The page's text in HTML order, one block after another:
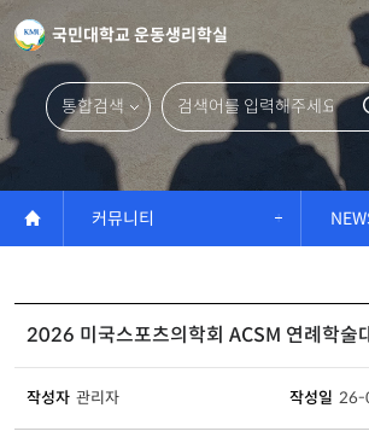
국민대학교 운동생리학실
커뮤니티
2026 미국스포츠의학회 ACSM 연례학술
작성자 관리자 작성일 26-